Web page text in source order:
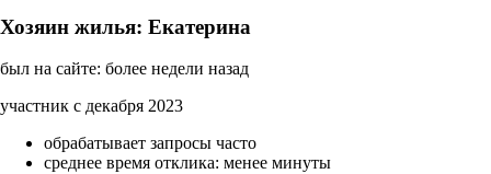
Хозяин жилья: Екатерина
был на сайте: более недели назад
участник с декабря 2023
обрабатывает запросы часто
среднее время отклика: менее минуты